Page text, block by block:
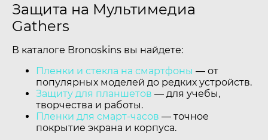
Защита на Мультимедиа
Gathers
В каталоге Bronoskins вы найдете:
Пленки и стекла на смартфоны — от
популярных моделей до редких устройств.
Защиту для планшетов — для учебы,
творчества и работы.
Пленки для смарт-часов — точное
покрытие экрана и корпуса.